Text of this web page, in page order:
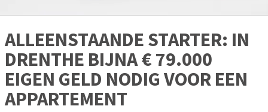
ALLEENSTAANDE STARTER: IN
DRENTHE BIJNA € 79.000
EIGEN GELD NODIG VOOR EEN
APPARTEMENT